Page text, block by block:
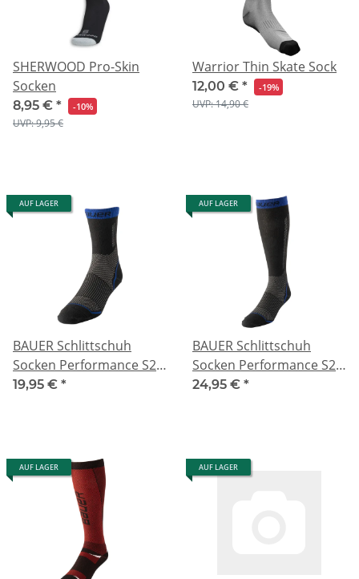
SHERWOOD Pro-Skin
Socken
8,95 € * -10%
UVP: 9,95 €
Warrior Thin Skate Sock
12,00 € * -19%
UVP: 14,90 €
AUF LAGER
BAUER Schlittschuh
Socken Performance S25
- kurz
19,95 € *
AUF LAGER
BAUER Schlittschuh
Socken Performance S25
- lang
24,95 € *
AUF LAGER AUF LAGER